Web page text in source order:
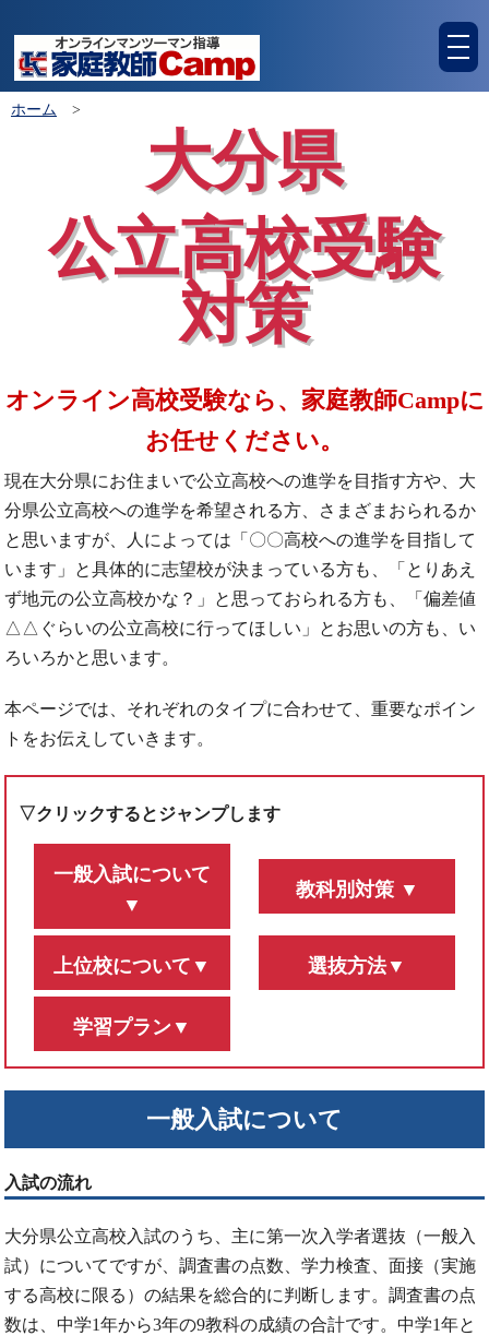
ホーム >
大分県
公立高校受験
対策
オンライン高校受験なら、家庭教師Campに
お任せください。
現在大分県にお住まいで公立高校への進学を目指す方や、大
分県公立高校への進学を希望される方、さまざまおられるか
と思いますが、人によっては「〇〇高校への進学を目指して
います」と具体的に志望校が決まっている方も、「とりあえ
ず地元の公立高校かな？」と思っておられる方も、「偏差値
△△ぐらいの公立高校に行ってほしい」とお思いの方も、い
ろいろかと思います。
本ページでは、それぞれのタイプに合わせて、重要なポイン
トをお伝えしていきます。
▽クリックするとジャンプします
一般入試について
▼
教科別対策 ▼
上位校について▼ 選抜方法▼
学習プラン▼
一般入試について
入試の流れ
大分県公立高校入試のうち、主に第一次入学者選抜（一般入
試）についてですが、調査書の点数、学力検査、面接（実施
する高校に限る）の結果を総合的に判断します。調査書の点
数は、中学1年から3年の9教科の成績の合計です。中学1年と